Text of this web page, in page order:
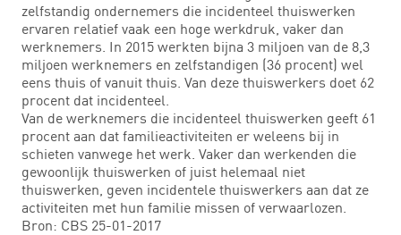
zelfstandig ondernemers die incidenteel thuiswerken
ervaren relatief vaak een hoge werkdruk, vaker dan
werknemers. In 2015 werkten bijna 3 miljoen van de 8,3
miljoen werknemers en zelfstandigen (36 procent) wel
eens thuis of vanuit thuis. Van deze thuiswerkers doet 62
procent dat incidenteel.
Van de werknemers die incidenteel thuiswerken geeft 61
procent aan dat familieactiviteiten er weleens bij in
schieten vanwege het werk. Vaker dan werkenden die
gewoonlijk thuiswerken of juist helemaal niet
thuiswerken, geven incidentele thuiswerkers aan dat ze
activiteiten met hun familie missen of verwaarlozen.
Bron: CBS 25-01-2017